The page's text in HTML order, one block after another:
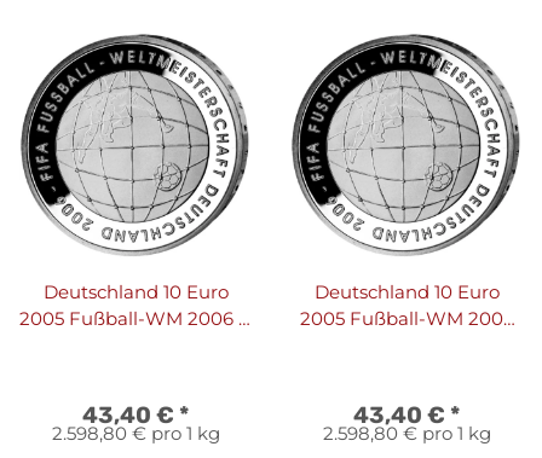
Deutschland 10 Euro
2005 Fußball-WM 2006 A
43,40 € *
2.598,80 € pro 1 kg
Deutschland 10 Euro
2005 Fußball-WM 2006
43,40 € *
2.598,80 € pro 1 kg